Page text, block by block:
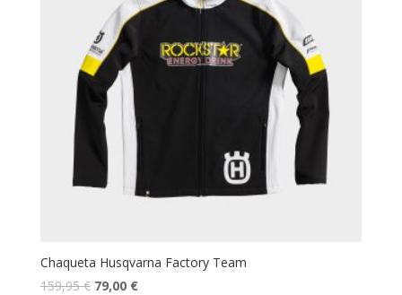
Chaqueta Husqvarna Factory Team
159,95€ 79,00 €